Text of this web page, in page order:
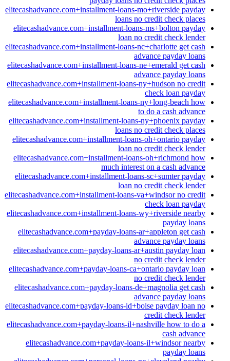
elitecashadvance.com+installment-loans-mo+riverside payday
loans no credit check places
elitecashadvance.com+installment-loans-ms+bolton payday
loan no credit check lender
elitecashadvance.com+installment-loans-nc+charlotte get cash
advance payday loans
elitecashadvance.com+installment-loans-ne+emerald get cash
advance payday loans
elitecashadvance.com+installment-loans-ny+hudson no credit
check loan payday
elitecashadvance.com+installment-loans-ny+long-beach how
to do a cash advance
elitecashadvance.com+installment-loans-ny+phoenix payday
loans no credit check places
elitecashadvance.com+installment-loans-oh+ontario payday
loan no credit check lender
elitecashadvance.com+installment-loans-oh+richmond how
much interest on a cash advance
elitecashadvance.com+installment-loans-sc+sumter payday
loan no credit check lender
elitecashadvance.com+installment-loans-va+windsor no credit
check loan payday
elitecashadvance.com+installment-loans-wy+riverside nearby
payday loans
elitecashadvance.com+payday-loans-ar+appleton get cash
advance payday loans
elitecashadvance.com+payday-loans-ar+austin payday loan
no credit check lender
elitecashadvance.com+payday-loans-ca+ontario payday loan
no credit check lender
elitecashadvance.com+payday-loans-de+magnolia get cash
advance payday loans
elitecashadvance.com+payday-loans-id+boise payday loan no
credit check lender
elitecashadvance.com+payday-loans-il+nashville how to do a
cash advance
elitecashadvance.com+payday-loans-il+windsor nearby
payday loans